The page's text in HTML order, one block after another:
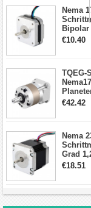
Nema
Bipolar
8.7Ncm
€10.40
TQEG-
Nema17
10:1
€42.42
Nema
Grad
2,5V 4
€18.51